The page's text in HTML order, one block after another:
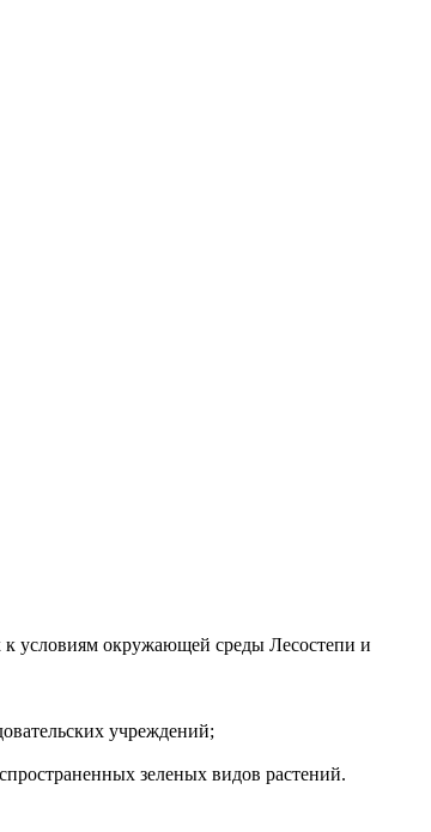
к условиям окружающей среды Лесостепи и
учреждений;
зеленых видов растений.